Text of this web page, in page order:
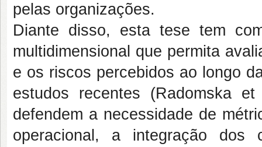
pelas organizações.
Diante disso, esta tese tem
multidimensional que permita
e os riscos percebidos ao longo
estudos recentes (Radomska
defendem a necessidade de
operacional, a integração